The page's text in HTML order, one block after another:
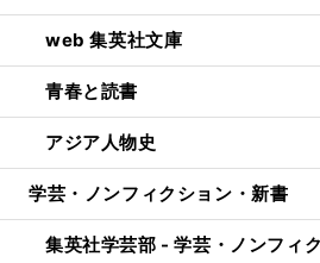
web 集英社文庫
青春と読書
アジア人物史
学芸・ノンフィクション・新書
集英社学芸部 - 学芸・ノンフィ